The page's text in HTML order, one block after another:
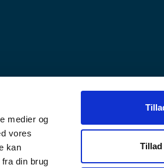
medier og
vores
kan
din brug
Tillad